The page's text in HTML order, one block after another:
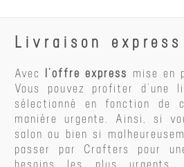
Livraison
Avec l’offre express mise en
Vous pouvez profiter d’une
sélectionné en fonction de
manière urgente. Ainsi, si
salon ou bien si
passer par Crafters pour